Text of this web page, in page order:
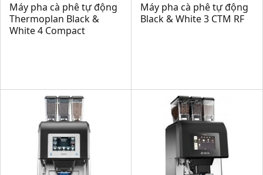
Máy pha cà phê tự động
Thermoplan Black &
White 4 Compact
Máy pha cà phê tự động
Black & White 3 CTM RF